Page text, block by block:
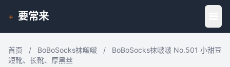
+ 要常来
首页 / BoBoSocks袜啵啵 /
BoBoSocks袜啵啵 No.501 小甜豆
短靴、长靴、厚黑丝